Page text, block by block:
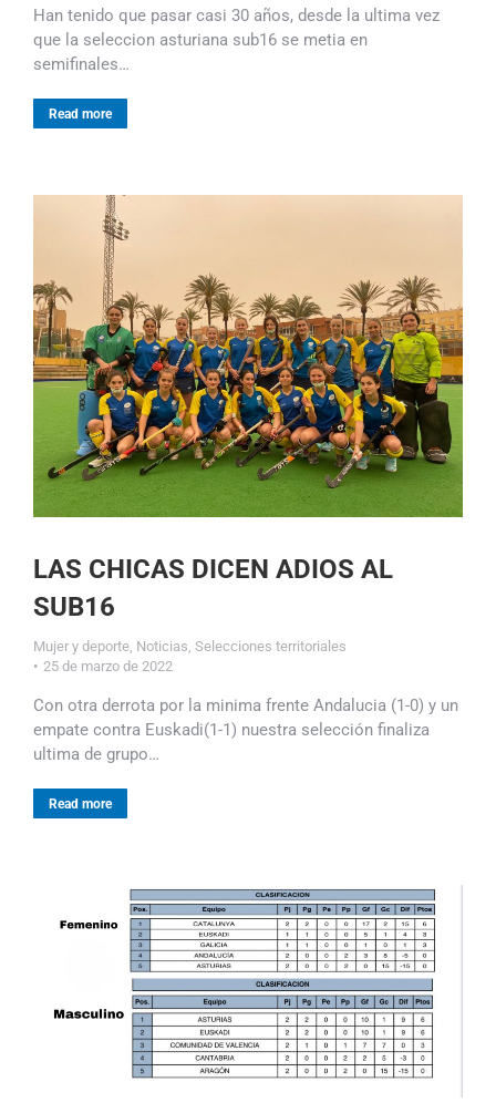
Han tenido que pasar casi 30 años, desde la ultima vez
que la seleccion asturiana sub16 se metia en
semifinales…
Read more
LAS CHICAS DICEN ADIOS AL
SUB16
Mujer y deporte Noticias Selecciones territoriales
25 de marzo de 2022
Con otra derrota por la minima frente Andalucia (1-0) y un
empate contra Euskadi(1-1) nuestra selección finaliza
ultima de grupo…
Read more